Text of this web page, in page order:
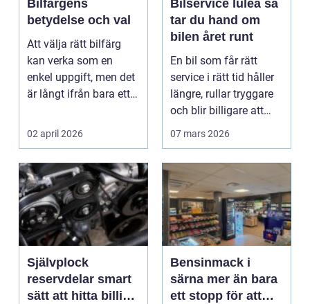
Bilfärgens
betydelse och val
Att välja rätt bilfärg
kan verka som en
enkel uppgift, men det
är långt ifrån bara ett
02 april 2026
Bilservice luleå så
tar du hand om
bilen året runt
En bil som får rätt
service i rätt tid håller
längre, rullar tryggare
och blir billigare att
äga. I ...
07 mars 2026
Självplock
reservdelar smart
sätt att hitta billiga
Bensinmack i
särna mer än bara
ett stopp för att